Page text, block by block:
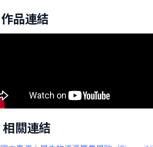
作品連結
相關連結